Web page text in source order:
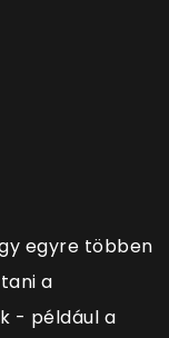
egyre többen
a
- például a